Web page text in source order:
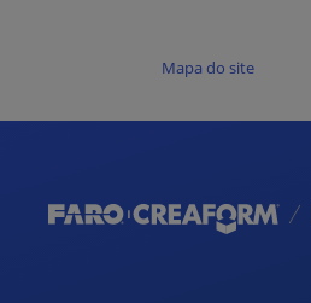
Mapa do site